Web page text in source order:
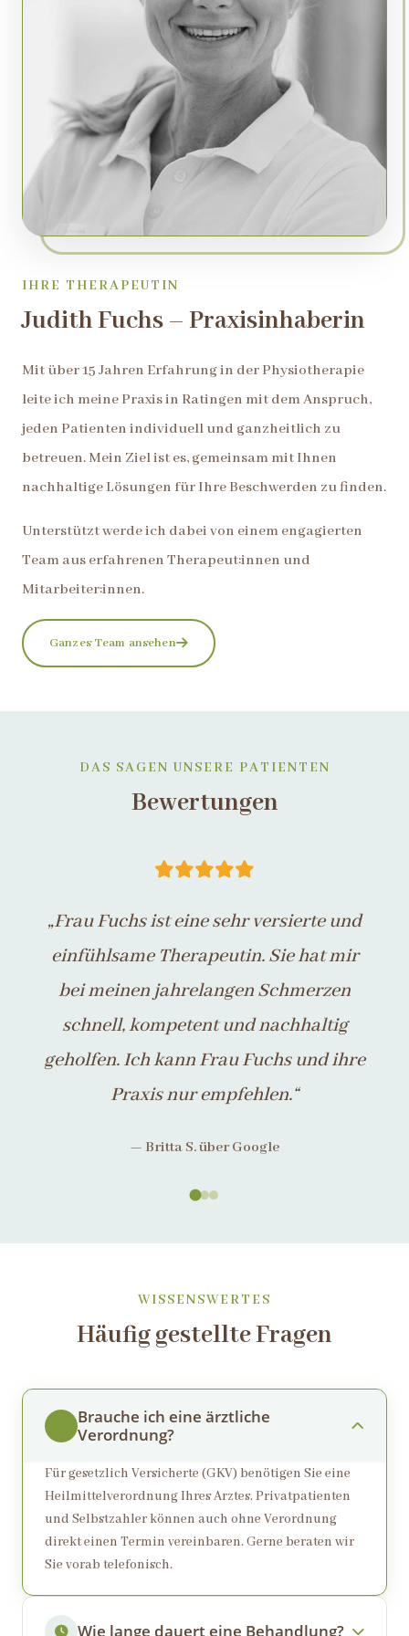
IHRE THERAPEUTIN
Judith Fuchs – Praxisinhaberin
Mit über 15 Jahren Erfahrung in der Physiotherapie
leite ich meine Praxis in Ratingen mit dem Anspruch,
jeden Patienten individuell und ganzheitlich zu
betreuen. Mein Ziel ist es, gemeinsam mit Ihnen
nachhaltige Lösungen für Ihre Beschwerden zu finden.
Unterstützt werde ich dabei von einem engagierten
Team aus erfahrenen Therapeut:innen und
Mitarbeiter:innen.
Ganzes Team ansehen
DAS SAGEN UNSERE PATIENTEN
Bewertungen
„Frau Fuchs ist eine sehr versierte und
einfühlsame Therapeutin. Sie hat mir
bei meinen jahrelangen Schmerzen
schnell, kompetent und nachhaltig
geholfen. Ich kann Frau Fuchs und ihre
Praxis nur empfehlen.“
— Britta S. über Google
WISSENSWERTES
Häufig gestellte Fragen
Brauche ich eine ärztliche
Verordnung?
Für gesetzlich Versicherte (GKV) benötigen Sie eine
Heilmittelverordnung Ihres Arztes. Privatpatienten
und Selbstzahler können auch ohne Verordnung
direkt einen Termin vereinbaren. Gerne beraten wir
Sie vorab telefonisch.
Wie lange dauert eine Behandlung?